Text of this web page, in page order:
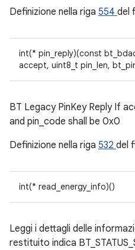
Definizione nella riga 554 del
int(* pin_reply)(const
accept, uint8_t pin_len,
BT Legacy PinKey Reply If
and pin_code shall be 0x0
Definizione nella riga 532 del
int(* read_energy_info)()
Leggi i dettagli delle
restituito indica